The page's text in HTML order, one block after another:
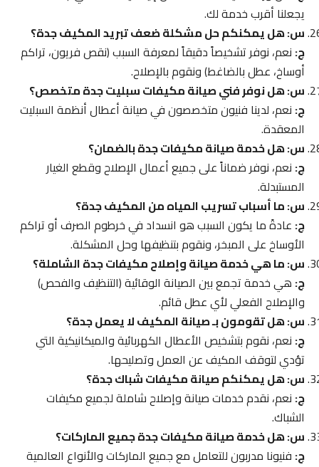
يجعلنا أقرب خدمة لك.
س: هل يمكنكم حل مشكلة ضعف تبريد المكيف جدة؟
ج: نعم، نوفر تشخيصاً دقيقاً لمعرفة السبب (نقص فريون، تراكم
أوساخ، عطل بالضاغط) ونقوم بالإصلاح.
س: هل نوفر فني صيانة مكيفات سبليت جدة متخصص؟
ج: نعم، لدينا فنيون متخصصون في صيانة أعطال أنظمة السبليت
المعقدة.
س: هل خدمة صيانة مكيفات جدة بالضمان؟
ج: نعم، نوفر ضماناً على جميع أعمال الإصلاح وقطع الغيار
المستبدلة.
س: ما أسباب تسريب المياه من المكيف جدة؟
ج: عادةً ما يكون السبب هو انسداد في خرطوم الصرف أو تراكم
الأوساخ على المبخر، ونقوم بتنظيفها وحل المشكلة.
س: ما هي خدمة صيانة وإصلاح مكيفات جدة الشاملة؟
ج: هي خدمة تجمع بين الصيانة الوقائية (التنظيف والفحص)
والإصلاح الفعلي لأي عطل قائم.
س: هل تقومون بـ صيانة المكيف لا يعمل جدة؟
ج: نعم، نقوم بتشخيص الأعطال الكهربائية والميكانيكية التي
تؤدي لتوقف المكيف عن العمل وتصليحها.
س: هل يمكنكم صيانة مكيفات شباك جدة؟
ج: نعم، نقدم خدمات صيانة وإصلاح شاملة لجميع مكيفات
الشباك.
س: هل خدمة صيانة مكيفات جدة جميع الماركات؟
ج: فنيونا مدربون للتعامل مع جميع الماركات والأنواع العالمية